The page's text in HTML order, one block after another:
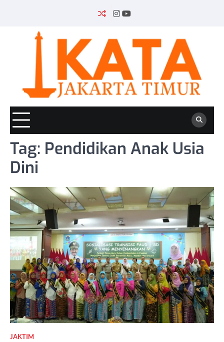
INSTAGRAM
YOUTUBE
Tag: Pendidikan Anak Usia
Dini
JAKTIM